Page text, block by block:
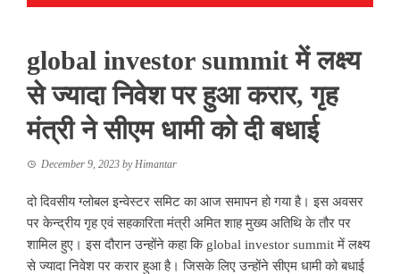
global investor summit में लक्ष्य
से ज्यादा निवेश पर हुआ करार, गृह
मंत्री ने सीएम धामी को दी बधाई
December 9, 2023 byHimantar
दो दिवसीय ग्लोबल इन्वेस्टर समिट का आज समापन हो गया है। इस अवसर
पर केन्द्रीय गृह एवं सहकारिता मंत्री अमित शाह मुख्य अतिथि के तौर पर
शामिल हुए। इस दौरान उन्होंने कहा कि global investor summit में लक्ष्य
से ज्यादा निवेश पर करार हुआ है। जिसके लिए उन्होंने सीएम धामी को बधाई